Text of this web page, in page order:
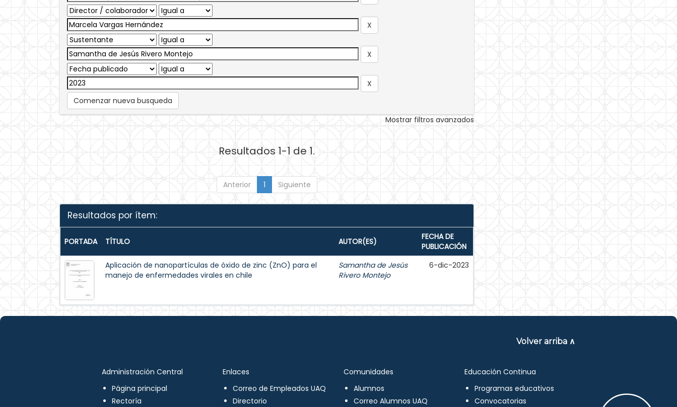
Comenzar nueva busqueda
Mostrar filtros avanzados
Resultados 1-1 de 1.
Anterior 1 Siguiente
Resultados por ítem:
PORTADA TÍTULO AUTOR(ES)
FECHA DE
PUBLICACIÓN
Aplicación de nanopartículas de óxido de zinc (ZnO) para el
manejo de enfermedades virales en chile
Samantha de Jesús
Rivero Montejo
6-dic-2023
Volver arriba ∧
Administración Central
Página principal
Rectoría
Enlaces
Correo de Empleados UAQ
Directorio
Comunidades
Alumnos
Correo Alumnos UAQ
Educación Continua
Programas educativos
Convocatorias